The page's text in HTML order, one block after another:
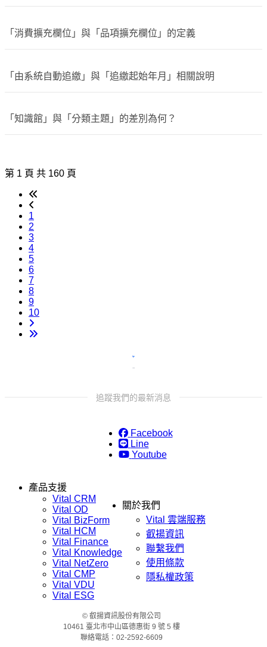
「消費擴充欄位」與「品項擴充欄位」的定義
「由系統自動追繳」與「追繳起始年月」相關說明
「知識館」與「分類主題」的差別為何？
第 1 頁 共 160 頁
1
2
3
4
5
6
7
8
9
10
追蹤我們的最新消息
Facebook
Line
Youtube
產品支援
Vital CRM
Vital OD
Vital BizForm
Vital HCM
Vital Finance
Vital Knowledge
Vital NetZero
Vital CMP
Vital VDU
Vital ESG
關於我們
Vital 雲端服務
叡揚資訊
聯繫我們
使用條款
隱私權政策
© 叡揚資訊股份有限公司
10461 臺北市中山區德惠街 9 號 5 樓
聯絡電話：02-2592-6609